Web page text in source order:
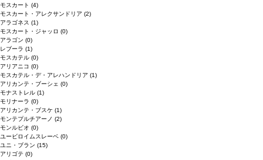
モスカート (4)
モスカート・アレクサンドリア (2)
アラゴネス (1)
モスカート・ジャッロ (0)
アラゴン (0)
レブーラ (1)
モスカテル (0)
アリアニコ (0)
モスカテル・デ・アレハンドリア (1)
アリカンテ・ブーシェ (0)
モナストレル (1)
モリナーラ (0)
アリカンテ・ブスケ (1)
モンテプルチアーノ (2)
モンルビオ (0)
ユービロイムスレーベ (0)
ユニ・ブラン (15)
アリゴテ (0)